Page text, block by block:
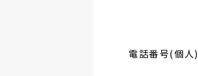
電話番号(個人)